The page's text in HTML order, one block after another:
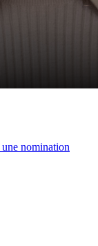
nomination